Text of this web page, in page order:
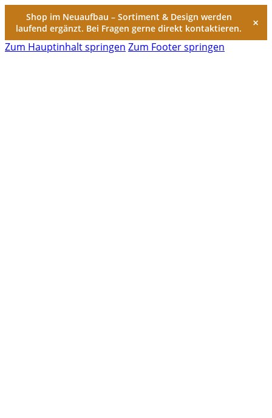
Shop im Neuaufbau – Sortiment & Design werden
laufend ergänzt. Bei Fragen gerne direkt kontaktieren.
×
Zum Hauptinhalt springen Zum Footer springen